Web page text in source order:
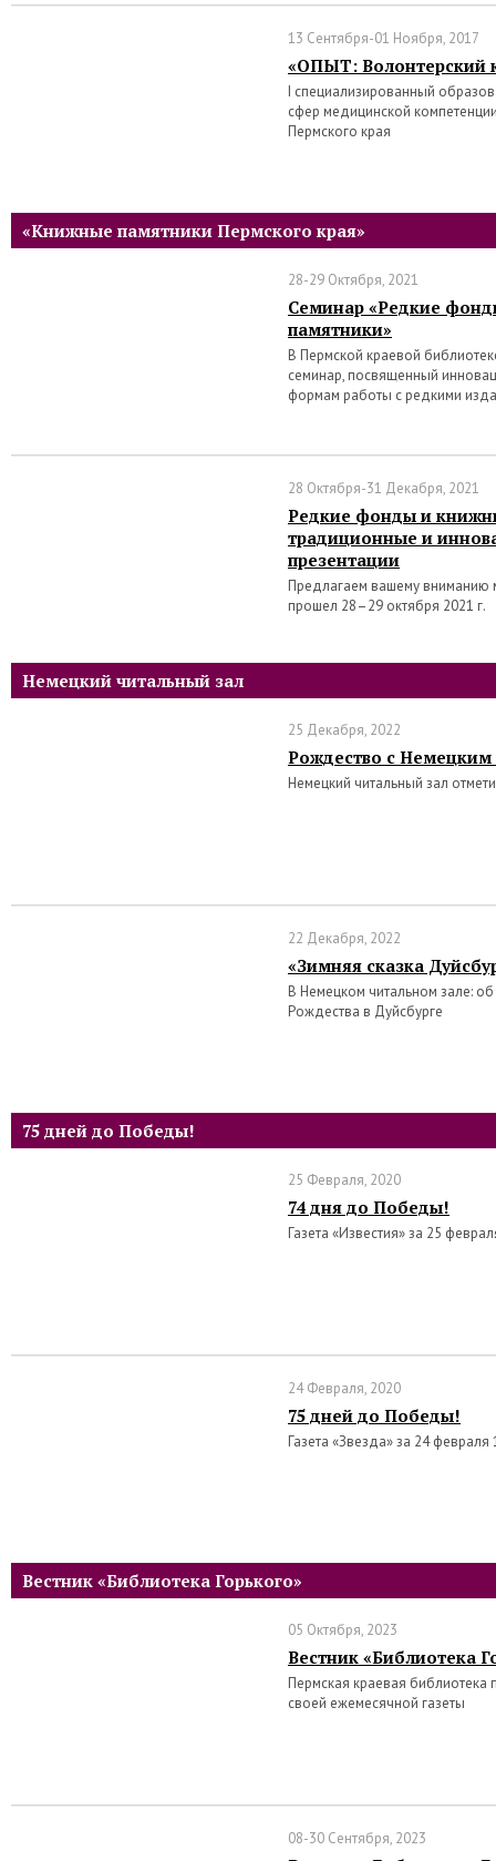
13 Сентября-01 Ноября, 2017
«ОПЫТ: Волонтерский
I специализированный
сфер медицинской
Пермского края
«Книжные памятники Пермского края»
28-29 Октября, 2021
Семинар «Редкие
памятники»
В Пермской краевой
семинар, посвященный
формам работы с редкими
28 Октября-31 Декабря, 2021
Редкие фонды и
традиционные и
презентации
Предлагаем вашему вниманию
прошел 28–29 октября 2021 г.
Немецкий читальный зал
25 Декабря, 2022
Рождество с Немецким
Немецкий читальный зал
22 Декабря, 2022
«Зимняя сказка
В Немецком читальном зале:
Рождества в Дуйсбурге
75 дней до Победы!
25 Февраля, 2020
74 дня до Победы!
Газета «Известия» за 25
24 Февраля, 2020
75 дней до Победы!
Газета «Звезда» за 24 февраля
Вестник «Библиотека Горького»
05 Октября, 2023
Вестник «Библиотека
Пермская краевая
своей ежемесячной газеты
08-30 Сентября, 2023